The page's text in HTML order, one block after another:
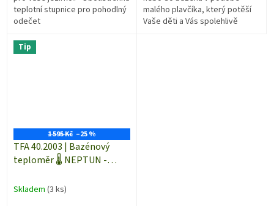
teplotní stupnice pro pohodlný
odečet
malého plavčíka, který potěší
Vaše děti a Vás spolehlivě
Tip
1 595 Kč –25 %
TFA 40.2003 | Bazénový
teploměr 🌡️ NEPTUN -
Skladem (3 ks)